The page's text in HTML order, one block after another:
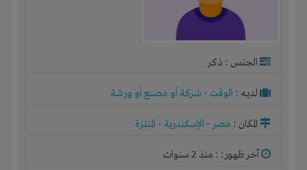
الجنس : ذكر
لديـه : الوقت - شركة أو مصنع أو ورشة
المكان : مصر- الإسكندرية - المنتزة
آخر ظهور: : منذ 2 سنوات